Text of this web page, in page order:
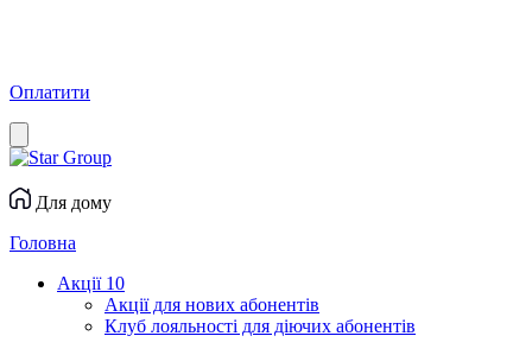
Оплатити
Для дому
Головна
Акції 10
Акції для нових абонентів
Клуб лояльності для діючих абонентів